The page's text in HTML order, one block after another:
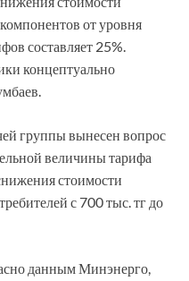
от уровня
составляет 25%.
концептуально
группы вынесен вопрос
величины тарифа
стоимости
с 700 тыс. тг до
данным Минэнерго,